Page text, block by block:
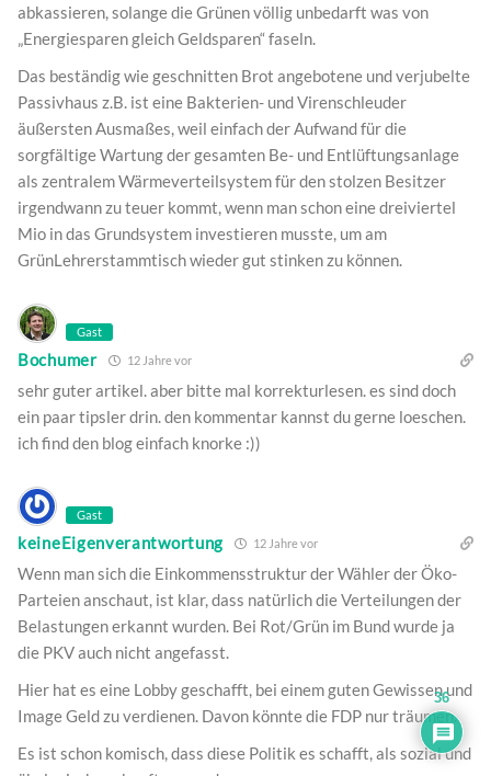
abkassieren, solange die Grünen völlig unbedarft was von
„Energiesparen gleich Geldsparen“ faseln.
Das beständig wie geschnitten Brot angebotene und verjubelte
Passivhaus z.B. ist eine Bakterien- und Virenschleuder
äußersten Ausmaßes, weil einfach der Aufwand für die
sorgfältige Wartung der gesamten Be- und Entlüftungsanlage
als zentralem Wärmeverteilsystem für den stolzen Besitzer
irgendwann zu teuer kommt, wenn man schon eine dreiviertel
Mio in das Grundsystem investieren musste, um am
GrünLehrerstammtisch wieder gut stinken zu können.
Gast
Bochumer 12 Jahre vor
sehr guter artikel. aber bitte mal korrekturlesen. es sind doch
ein paar tipsler drin. den kommentar kannst du gerne loeschen.
ich find den blog einfach knorke :))
Gast
keineEigenverantwortung 12 Jahre vor
Wenn man sich die Einkommensstruktur der Wähler der Öko-
Parteien anschaut, ist klar, dass natürlich die Verteilungen der
Belastungen erkannt wurden. Bei Rot/Grün im Bund wurde ja
die PKV auch nicht angefasst.
Hier hat es eine Lobby geschafft, bei einem guten Gewissen und
Image Geld zu verdienen. Davon könnte die FDP nur träumen.
Es ist schon komisch, dass diese Politik es schafft, als sozial und
36